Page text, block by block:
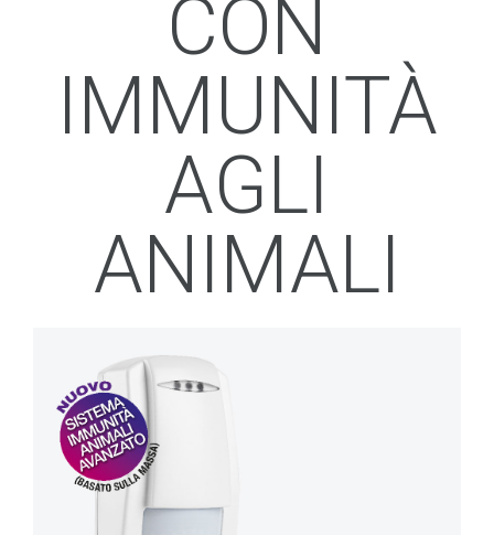
CON
IMMUNITÀ
AGLI
ANIMALI